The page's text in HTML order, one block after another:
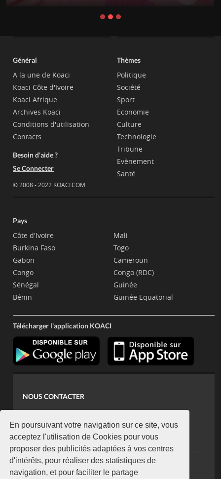
En poursuivant votre navigation sur ce site, vous
acceptez l'utilisation de Cookies pour vous
proposer des publicités adaptées à vos centres
d'intérêts, pour réaliser des statistiques de
navigation, et pour faciliter le partage
Général
A la une de Koaci
Koaci Côte d'Ivoire
Koaci Afrique
Archives Koaci
Conditions d'utilisation
Contacts
Besoin d'aide ?
Se Connecter
© 2008 - 2022 KOACI.COM
Thèmes
Politique
Société
Sport
Economie
Culture
Technologie
Tribune
Evènement
Santé
Pays
Côte d'Ivoire
Burkina Faso
Gabon
Congo
Sénégal
Bénin
Mali
Togo
Cameroun
Congo (RDC)
Guinée
Guinée Equatorial
Télécharger l'application KOACI
NOUS CONTACTER
koaci@yahoo.fr
+225 07 08 85 52 93
NEWSLETTER